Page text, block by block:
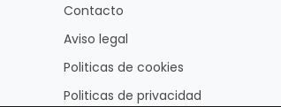
Contacto
Aviso legal
Politicas de cookies
Politicas de privacidad